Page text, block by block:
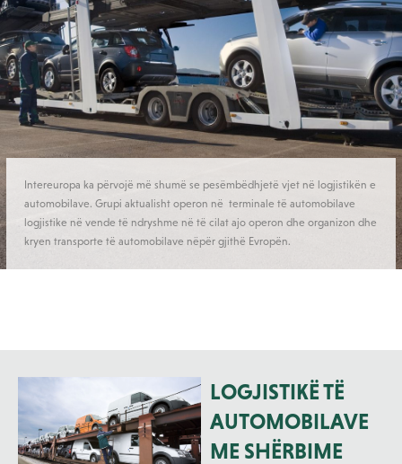
Intereuropa ka përvojë më shumë se pesëmbëdhjetë vjet në logjistikën e
automobilave. Grupi aktualisht operon në terminale të automobilave
logjistike në vende të ndryshme në të cilat ajo operon dhe organizon dhe
kryen transporte të automobilave nëpër gjithë Evropën.
LOGJISTIKË TË
AUTOMOBILAVE
ME SHËRBIME